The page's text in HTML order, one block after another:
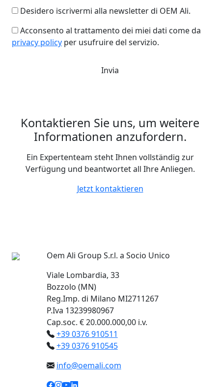
Desidero iscrivermi alla newsletter di OEM Ali.
Acconsento al trattamento dei miei dati come da
privacy policy per usufruire del servizio.
Kontaktieren Sie uns, um weitere
Informationen anzufordern.
Ein Expertenteam steht Ihnen vollständig zur
Verfügung und beantwortet all Ihre Anliegen.
Jetzt kontaktieren
Oem Ali Group S.r.l. a Socio Unico
Viale Lombardia, 33
Bozzolo (MN)
Reg.Imp. di Milano MI2711267
P.Iva 13239980967
Cap.soc. € 20.000.000,00 i.v.
+39 0376 910511
+39 0376 910545
info@oemali.com